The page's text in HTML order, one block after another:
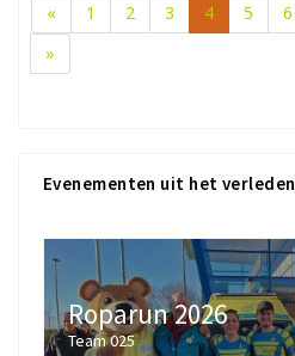
« 1 2 3 4 5 6
»
Evenementen uit het verleden
Roparun 2026
Team 025